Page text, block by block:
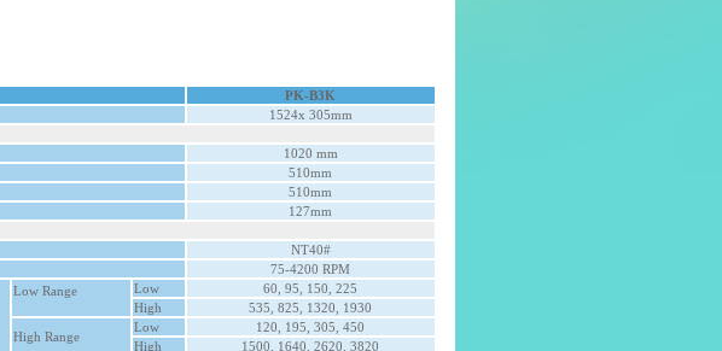
PK-B3K
1524x 305mm
1020 mm
510mm
510mm
127mm
NT40#
75-4200 RPM
Low Range Low
60, 95, 150, 225
High
535, 825, 1320, 1930
High Range
Low
120, 195, 305, 450
High
1500, 1640, 2620, 3820